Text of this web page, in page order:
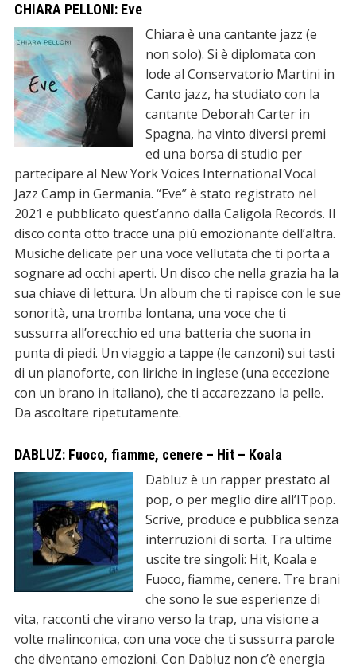
CHIARA PELLONI: Eve
Chiara è una cantante jazz (e
non solo). Si è diplomata con
lode al Conservatorio Martini in
Canto jazz, ha studiato con la
cantante Deborah Carter in
Spagna, ha vinto diversi premi
ed una borsa di studio per
partecipare al New York Voices International Vocal
Jazz Camp in Germania. “Eve” è stato registrato nel
2021 e pubblicato quest’anno dalla Caligola Records. Il
disco conta otto tracce una più emozionante dell’altra.
Musiche delicate per una voce vellutata che ti porta a
sognare ad occhi aperti. Un disco che nella grazia ha la
sua chiave di lettura. Un album che ti rapisce con le sue
sonorità, una tromba lontana, una voce che ti
sussurra all’orecchio ed una batteria che suona in
punta di piedi. Un viaggio a tappe (le canzoni) sui tasti
di un pianoforte, con liriche in inglese (una eccezione
con un brano in italiano), che ti accarezzano la pelle.
Da ascoltare ripetutamente.
DABLUZ: Fuoco, fiamme, cenere – Hit – Koala
Dabluz è un rapper prestato al
pop, o per meglio dire all’ITpop.
Scrive, produce e pubblica senza
interruzioni di sorta. Tra ultime
uscite tre singoli: Hit, Koala e
Fuoco, fiamme, cenere. Tre brani
che sono le sue esperienze di
vita, racconti che virano verso la trap, una visione a
volte malinconica, con una voce che ti sussurra parole
che diventano emozioni. Con Dabluz non c’è energia